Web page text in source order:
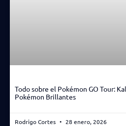
Todo sobre el Pokémon GO Tour:
Pokémon Brillantes
Rodrigo Cortes 28 enero, 2026